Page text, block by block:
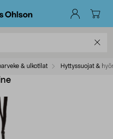
& ulkotilat Hyttyssuojat &